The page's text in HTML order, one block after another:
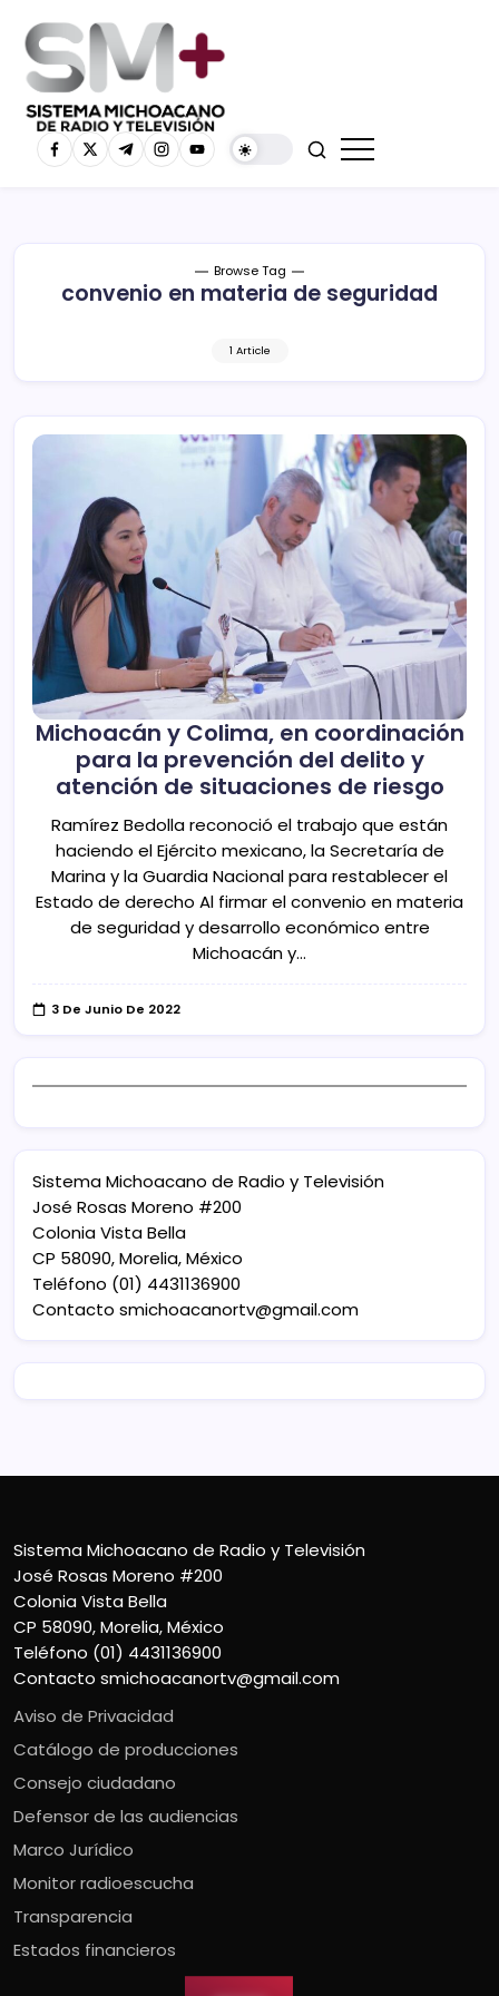
Browse Tag
convenio en materia de seguridad
1 Article
Michoacán y Colima, en coordinación
para la prevención del delito y
atención de situaciones de riesgo
Ramírez Bedolla reconoció el trabajo que están
haciendo el Ejército mexicano, la Secretaría de
Marina y la Guardia Nacional para restablecer el
Estado de derecho Al firmar el convenio en materia
de seguridad y desarrollo económico entre
Michoacán y…
3 De Junio De 2022
Sistema Michoacano de Radio y Televisión
José Rosas Moreno #200
Colonia Vista Bella
CP 58090, Morelia, México
Teléfono (01) 4431136900
Contacto smichoacanortv@gmail.com
Sistema Michoacano de Radio y Televisión
José Rosas Moreno #200
Colonia Vista Bella
CP 58090, Morelia, México
Teléfono (01) 4431136900
Contacto smichoacanortv@gmail.com
Aviso de Privacidad
Catálogo de producciones
Consejo ciudadano
Defensor de las audiencias
Marco Jurídico
Monitor radioescucha
Transparencia
Estados financieros